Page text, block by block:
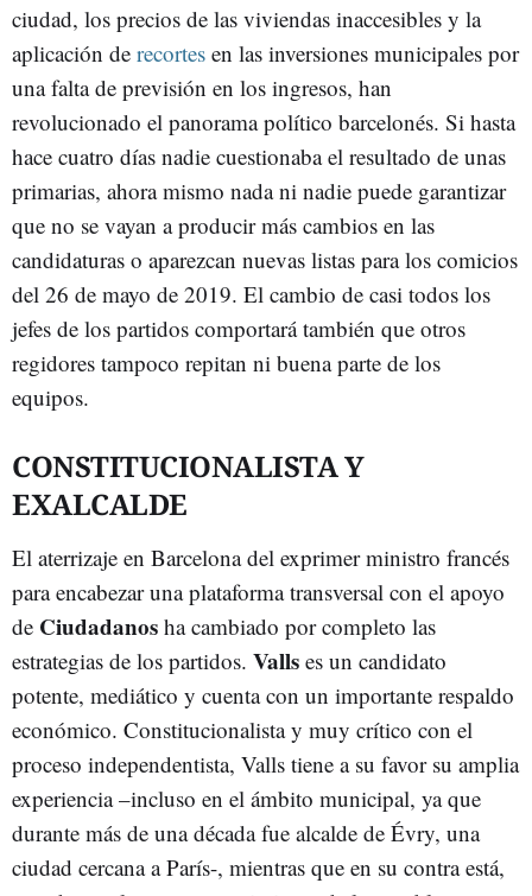
ciudad, los precios de las viviendas inaccesibles y la
aplicación de recortes en las inversiones municipales por
una falta de previsión en los ingresos, han
revolucionado el panorama político barcelonés. Si hasta
hace cuatro días nadie cuestionaba el resultado de unas
primarias, ahora mismo nada ni nadie puede garantizar
que no se vayan a producir más cambios en las
candidaturas o aparezcan nuevas listas para los comicios
del 26 de mayo de 2019. El cambio de casi todos los
jefes de los partidos comportará también que otros
regidores tampoco repitan ni buena parte de los
equipos.
CONSTITUCIONALISTA Y
EXALCALDE
El aterrizaje en Barcelona del exprimer ministro francés
para encabezar una plataforma transversal con el apoyo
de Ciudadanos ha cambiado por completo las
estrategias de los partidos. Valls es un candidato
potente, mediático y cuenta con un importante respaldo
económico. Constitucionalista y muy crítico con el
proceso independentista, Valls tiene a su favor su amplia
experiencia –incluso en el ámbito municipal, ya que
durante más de una década fue alcalde de Évry, una
ciudad cercana a París-, mientras que en su contra está,